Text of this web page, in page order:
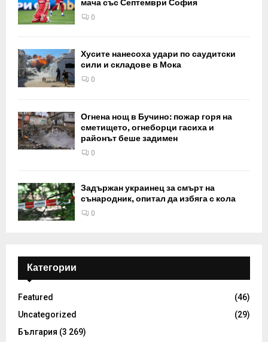
мача със Септември София
0
Хусите нанесоха удари по саудитски
сили и складове в Мока
0
Огнена нощ в Бучино: пожар горя на
сметището, огнеборци гасиха и
районът беше задимен
0
Задържан украинец за смърт на
сънародник, опитал да избяга с кола
0
Категории
Featured
(46)
Uncategorized
(29)
България (3 269)